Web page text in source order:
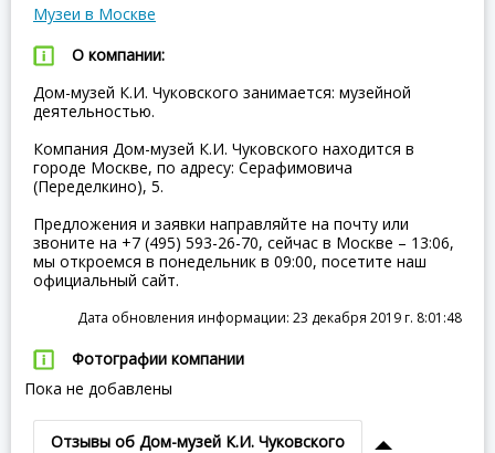
Музеи в Москве
О компании:
Дом-музей К.И. Чуковского занимается: музейной
деятельностью.
Компания Дом-музей К.И. Чуковского находится в
городе Москве, по адресу: Серафимовича
(Переделкино), 5.
Предложения и заявки направляйте на почту или
звоните на +7 (495) 593-26-70, сейчас в Москве – 13:06,
мы откроемся в понедельник в 09:00, посетите наш
официальный сайт.
Дата обновления информации: 23 декабря 2019 г. 8:01:48
Фотографии компании
Пока не добавлены
Отзывы об Дом-музей К.И. Чуковского